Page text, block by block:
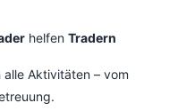
helfen Tradern
Aktivitäten – vom